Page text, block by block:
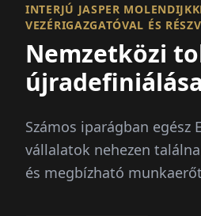
INTERJÚ JASPER
VEZÉRIGAZGATÓVAL ÉS
Nemzetközi
újradefiniálása
Számos iparágban egész
vállalatok nehezen
és megbízható